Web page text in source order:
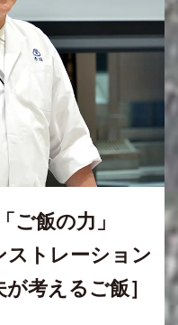
ご飯の力」
ストレーション
考えるご飯］